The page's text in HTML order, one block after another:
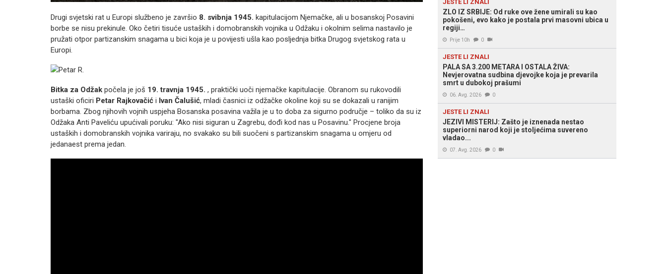
Drugi svjetski rat u Europi službeno je završio 8. svibnja 1945. kapitulacijom Njemačke, ali u bosanskoj Posavini
borbe se nisu prekinule. Oko četiri tisuće ustaških i domobranskih vojnika u Odžaku i okolnim selima nastavilo je
pružati otpor partizanskim snagama u bici koja je u povijesti ušla kao posljednja bitka Drugog svjetskog rata u
Europi.
Bitka za Odžak počela je još 19. travnja 1945. , praktički uoči njemačke kapitulacije. Obranom su rukovodili
ustaški oficiri Petar Rajkovačić i Ivan Čalušić, mladi časnici iz odžačke okoline koji su se dokazali u ranijim
borbama. Zbog njihovih vojnih uspjeha Bosanska posavina važila je u to doba za sigurno područje – toliko da su iz
Odžaka Anti Paveliću upućivali poruku: "Ako nisi siguran u Zagrebu, dođi kod nas u Posavinu." Procjene broja
ustaških i domobranskih vojnika variraju, no svakako su bili suočeni s partizanskim snagama u omjeru od
jedanaest prema jedan.
JESTE LI ZNALI
ZLO IZ SRBIJE: Od ruke ove žene umirali su kao
pokošeni, evo kako je postala prvi masovni ubica u
regiji…
Prije 10h 0
JESTE LI ZNALI
PALA SA 3.200 METARA I OSTALA ŽIVA:
Nevjerovatna sudbina djevojke koja je prevarila
smrt u dubokoj prašumi
06. Avg. 2026 0
JESTE LI ZNALI
JEZIVI MISTERIJ: Zašto je iznenada nestao
superiorni narod koji je stoljećima suvereno
vladao...
07. Avg. 2026 0